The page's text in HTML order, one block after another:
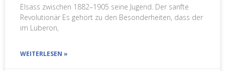
Elsass zwischen 1882–1905 seine Jugend. Der sanfte
Revolutionär Es gehört zu den Besonderheiten, dass der
im Luberon,
WEITERLESEN »